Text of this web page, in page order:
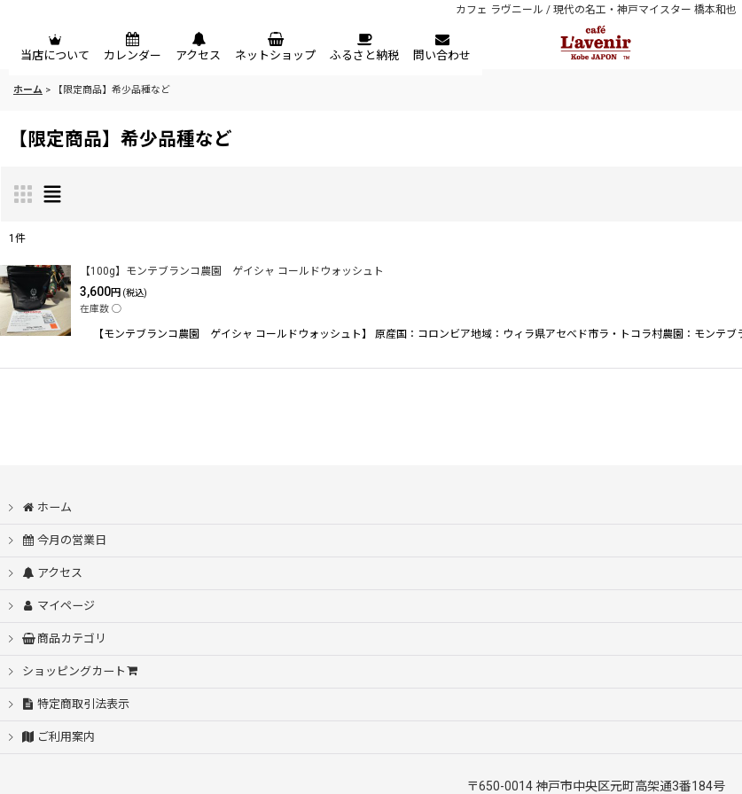
カフェ ラヴニール / 現代の名工・神戸マイスター 橋本和也
メニュー
当店について カレンダー アクセス ネットショップ ふるさと納税 問い合わせ
ホーム > 【限定商品】希少品種など
【限定商品】希少品種など
サブカテゴリ:
表示数
1 件
【100g】モンテブランコ農園 ゲイシャ コールドウォッシュト
3,600円 (税込)
在庫数 ◯
【モンテブランコ農園 ゲイシャ コールドウォッシュト】 原産国：コロンビア地域：ウィラ県アセべド市ラ・トコラ村農園：モンテ
ホーム
今月の営業日
アクセス
マイページ
商品カテゴリ
ショッピングカート
特定商取引法表示
ご利用案内
〒650-0014 神戸市中央区元町高架通3番184号